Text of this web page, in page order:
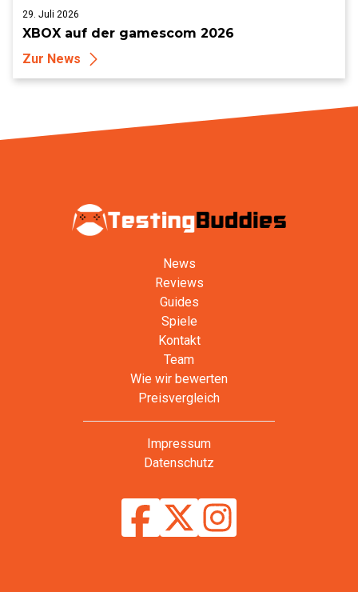
29. Juli 2026
XBOX auf der gamescom 2026
Zur News
News
Reviews
Guides
Spiele
Kontakt
Team
Wie wir bewerten
Preisvergleich
Impressum
Datenschutz